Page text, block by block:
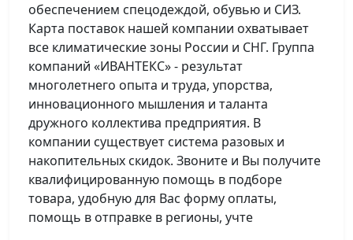
обеспечением спецодеждой, обувью и СИЗ.
Карта поставок нашей компании охватывает
все климатические зоны России и СНГ. Группа
компаний «ИВАНТЕКС» - результат
многолетнего опыта и труда, упорства,
инновационного мышления и таланта
дружного коллектива предприятия. В
компании существует система разовых и
накопительных скидок. Звоните и Вы получите
квалифицированную помощь в подборе
товара, удобную для Вас форму оплаты,
помощь в отправке в регионы, учте